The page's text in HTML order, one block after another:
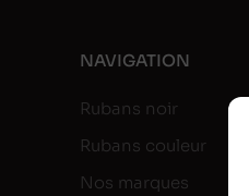
NAVIGATION
Rubans noir
Rubans couleur
Nos marques